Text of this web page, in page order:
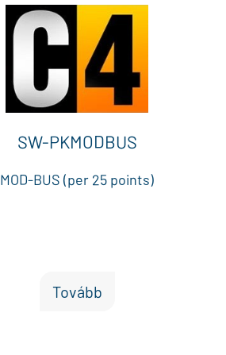
SW-PKMODBUS
MOD-BUS (per 25 points)
Tovább